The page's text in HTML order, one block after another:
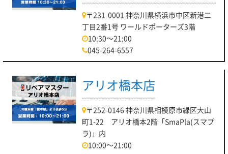
〒231-0001 神奈川県横浜市中区新港二
丁目2番1号 ワールドポーターズ3階
10:30～21:00
045-264-6557
アリオ橋本店
〒252-0146 神奈川県相模原市緑区大山
町1-22 アリオ橋本2階「SmaPla(スマプ
ラ)」内
10:00～21:00